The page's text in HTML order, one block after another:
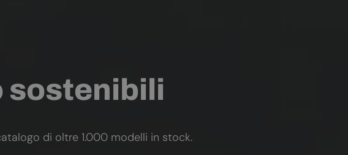
sostenibili
di oltre 1.000 modelli in stock.